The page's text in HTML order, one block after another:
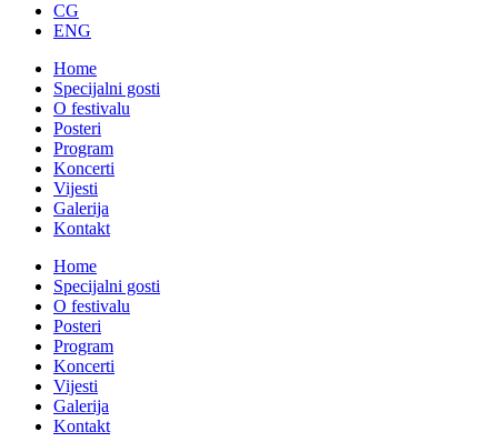
CG
ENG
Home
Specijalni gosti
O festivalu
Posteri
Program
Koncerti
Vijesti
Galerija
Kontakt
Home
Specijalni gosti
O festivalu
Posteri
Program
Koncerti
Vijesti
Galerija
Kontakt